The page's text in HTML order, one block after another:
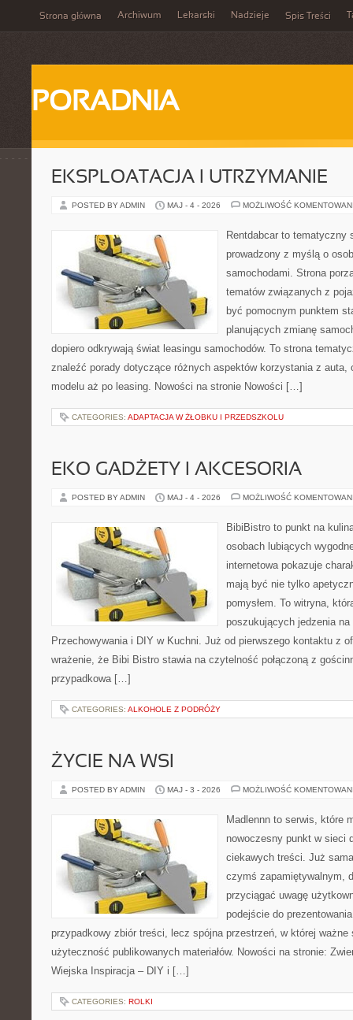
Strona główna Archiwum Lekarski Nadzieje Spis Treści
PORADNIA
EKSPLOATACJA I UTRZYMANIE
POSTED BY ADMIN MAJ - 4 - 2026 MOŻLIWOŚĆ
Rentdabcar to tematyczny
prowadzony z myślą o
samochodami. Strona
tematów związanych z
być pomocnym punktem
planujących zmianę
dopiero odkrywają świat leasingu samochodów. To strona
znaleźć porady dotyczące różnych aspektów korzystania z auta,
modelu aż po leasing. Nowości na stronie Nowości […]
CATEGORIES: ADAPTACJA W ŻŁOBKU I PRZEDSZKOLU
EKO GADŻETY I AKCESORIA
POSTED BY ADMIN MAJ - 4 - 2026 MOŻLIWOŚĆ
BibiBistro to punkt na
osobach lubiących
internetowa pokazuje
mają być nie tylko
pomysłem. To witryna,
poszukujących jedzenia
Przechowywania i DIY w Kuchni. Już od pierwszego kontaktu z
wrażenie, że Bibi Bistro stawia na czytelność połączoną z
przypadkowa […]
CATEGORIES: ALKOHOLE Z PODRÓŻY
ŻYCIE NA WSI
POSTED BY ADMIN MAJ - 3 - 2026 MOŻLIWOŚĆ
Madlennn to serwis, które
nowoczesny punkt w sieci
ciekawych treści. Już
czymś zapamiętywalnym,
przyciągać uwagę
podejście do
przypadkowy zbiór treści, lecz spójna przestrzeń, w której
użyteczność publikowanych materiałów. Nowości na stronie:
Wiejska Inspiracja – DIY i […]
CATEGORIES: ROLKI